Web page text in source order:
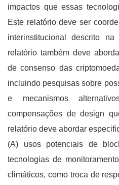
impactos que essas
Este relatório deve ser
interinstitucional descrito
relatório também deve
de consenso das
incluindo pesquisas sobre
e mecanismos
compensações de design
relatório deve abordar
(A) usos potenciais de
tecnologias de
climáticos, como troca de